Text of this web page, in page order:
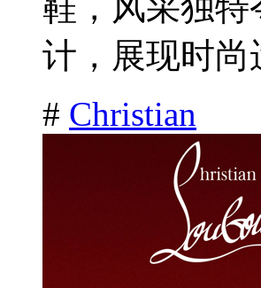
计，展现时尚
# Christian